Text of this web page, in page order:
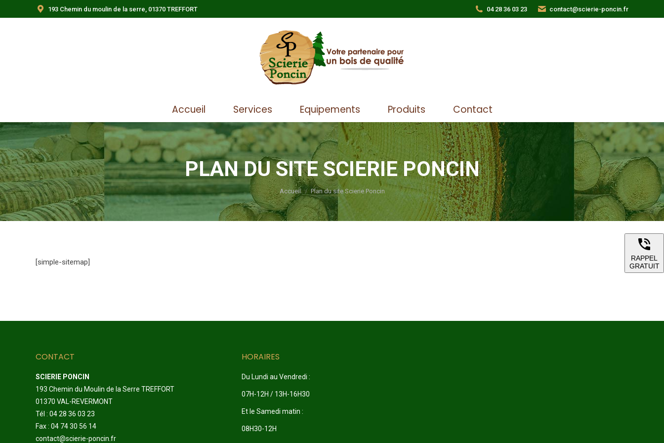
193 Chemin du moulin de la serre, 01370 TREFFORT 04 28 36 03 23 contact@scierie-poncin.fr
Accueil Services Equipements Produits Contact
PLAN DU SITE SCIERIE PONCIN
Vous êtes ici :
Accueil Plan du site Scierie Poncin
[simple-sitemap]
CONTACT
SCIERIE PONCIN
193 Chemin du Moulin de la Serre TREFFORT
01370 VAL-REVERMONT
Tél : 04 28 36 03 23
Fax : 04 74 30 56 14
contact@scierie-poncin.fr
HORAIRES
Du Lundi au Vendredi :
07H-12H / 13H-16H30
Et le Samedi matin :
08H30-12H
Accueil Services Equipements Produits Contact
RAPPEL
GRATUIT